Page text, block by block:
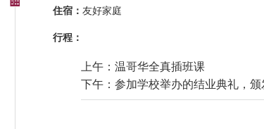
住宿： 友好家庭
行程：
上午：温哥华全真插班课
下午：参加学校举办的结业典礼，